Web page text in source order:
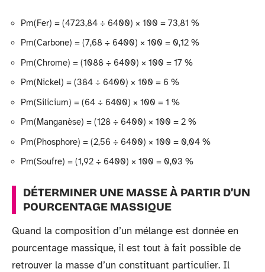
Pm(Fer) = (4723,84 ÷ 6400) × 100 = 73,81 %
Pm(Carbone) = (7,68 ÷ 6400) × 100 = 0,12 %
Pm(Chrome) = (1088 ÷ 6400) × 100 = 17 %
Pm(Nickel) = (384 ÷ 6400) × 100 = 6 %
Pm(Silicium) = (64 ÷ 6400) × 100 = 1 %
Pm(Manganèse) = (128 ÷ 6400) × 100 = 2 %
Pm(Phosphore) = (2,56 ÷ 6400) × 100 = 0,04 %
Pm(Soufre) = (1,92 ÷ 6400) × 100 = 0,03 %
DÉTERMINER UNE MASSE À PARTIR D’UN
POURCENTAGE MASSIQUE
Quand la composition d’un mélange est donnée en
pourcentage massique, il est tout à fait possible de
retrouver la masse d’un constituant particulier. Il